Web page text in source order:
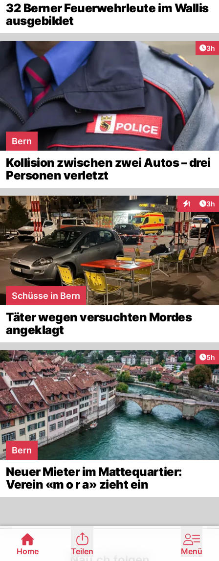
32 Berner Feuerwehrleute im Wallis
ausgebildet
3h
Bern
Kollision zwischen zwei Autos – drei
Personen verletzt
1 3h
Schüsse in Bern
Täter wegen versuchten Mordes
angeklagt
5h
Bern
Neuer Mieter im Mattequartier:
Verein «m o r a» zieht ein
Home Teilen Menü